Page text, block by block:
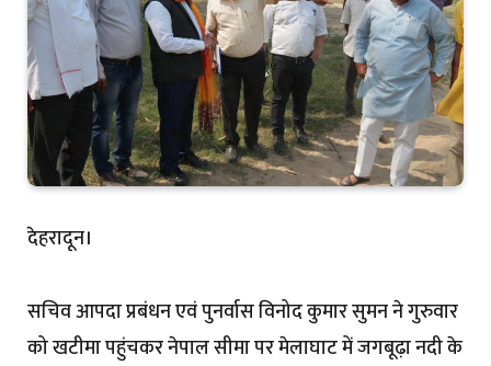
देहरादून।
सचिव आपदा प्रबंधन एवं पुनर्वास विनोद कुमार सुमन ने गुरुवार
को खटीमा पहुंचकर नेपाल सीमा पर मेलाघाट में जगबूढ़ा नदी के